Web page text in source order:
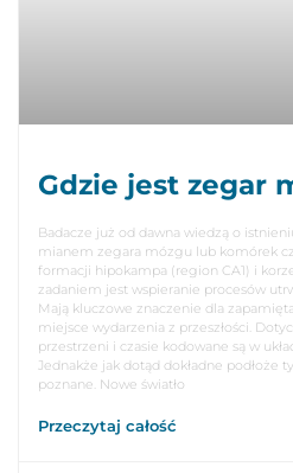
Gdzie jest zegar
Badacze już od dawna wiedzą o
mianem zegara mózgu lub komórek
formacji hipokampa (region CA1) i
zadaniem jest wspieranie procesów
Mają kluczowe znaczenie dla
miejsce wydarzenia z przeszłości.
przestrzeni i czasie kodowane są w
Jednakże jak dotąd dokładne podłoże
poznane. Nowe światło
Przeczytaj całość